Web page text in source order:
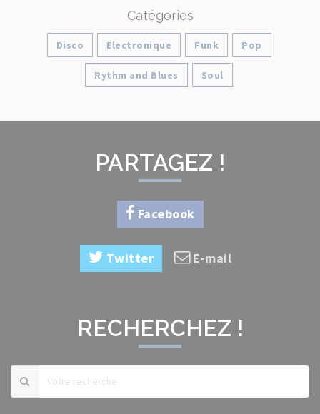
Catégories
Disco Electronique Funk Pop
Rythm and Blues Soul
PARTAGEZ !
Facebook
Twitter E-mail
RECHERCHEZ !